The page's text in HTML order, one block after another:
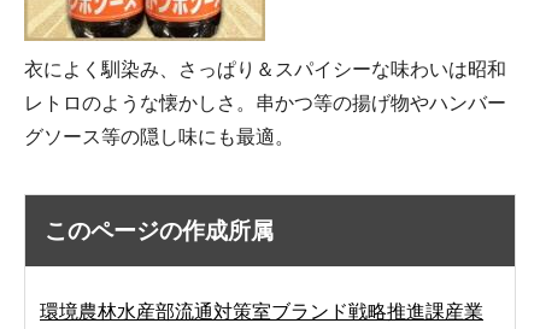
衣によく馴染み、さっぱり＆スパイシーな味わいは昭和
レトロのような懐かしさ。串かつ等の揚げ物やハンバー
グソース等の隠し味にも最適。
このページの作成所属
環境農林水産部流通対策室ブランド戦略推進課産業